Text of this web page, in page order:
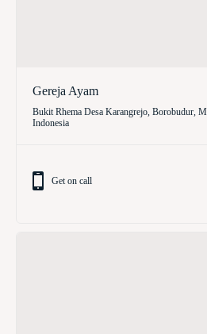
Gereja Ayam
Bukit Rhema Desa Karangrejo, Borobudur,
Indonesia
Get on call